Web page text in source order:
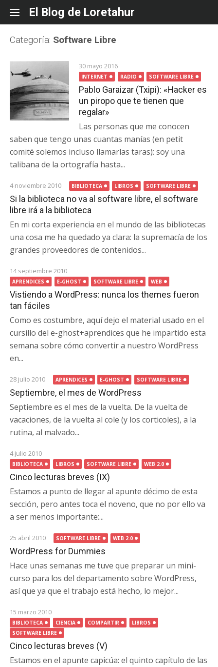
content
El Blog de Loretahur
Categoría: Software Libre
30 mayo 2016
INTERNET RADIO SOFTWARE LIBRE
Pablo Garaizar (Txipi): «Hacker es
un piropo que te tienen que
regalar»
Las personas que me conocen
saben que tengo unas cuantas manías (en petit
comité solemos incluso llamarlas taras): soy una
talibana de la ortografía hasta...
4 noviembre 2010 BIBLIOTECA LIBROS SOFTWARE LIBRE
Si la biblioteca no va al software libre, el software
libre irá a la biblioteca
En mi corta experiencia en el mundo de las bibliotecas
una cosa me ha quedado ya clara: la supremacía de los
grandes proveedores de contenidos...
14 septiembre 2010
APRENDICES E-GHOST SOFTWARE LIBRE WEB
Vistiendo a WordPress: nunca los themes fueron
tan fáciles
Como es costumbre, aquí dejo el material usado en el
cursillo del e-ghost+aprendices que he impartido esta
semana sobre cómo convertir a nuestro WordPress
en...
28 julio 2010 APRENDICES E-GHOST SOFTWARE LIBRE
Septiembre, el mes de WordPress
Septiembre es el mes de la vuelta. De la vuelta de
vacaciones, de la vuelta al cole (y los corticoles), a la
rutina, al malvado...
4 julio 2010
BIBLIOTECA LIBROS SOFTWARE LIBRE WEB 2.0
Cinco lecturas breves (IX)
Estamos a punto de llegar al apunte décimo de esta
sección, pero antes toca el noveno, que no por ello va
a ser menos importante:...
25 abril 2010 SOFTWARE LIBRE WEB 2.0
WordPress for Dummies
Hace unas semanas me tuve que preparar un mini-
curso para los del departamento sobre WordPress,
así que ya que el trabajo está hecho, lo mejor...
15 marzo 2010
BIBLIOTECA CIENCIA COMPARTIR
LIBROS
SOFTWARE LIBRE
Cinco lecturas breves (V)
Estamos en el apunte capicúa: el quinto capítulo de las